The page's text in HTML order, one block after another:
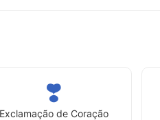
❣️
Exclamação de Coração